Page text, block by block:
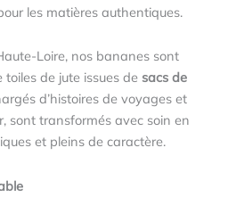
les matières authentiques.
Loire, nos bananes sont
de jute issues de sacs de
d’histoires de voyages et
sont transformés avec soin en
et pleins de caractère.